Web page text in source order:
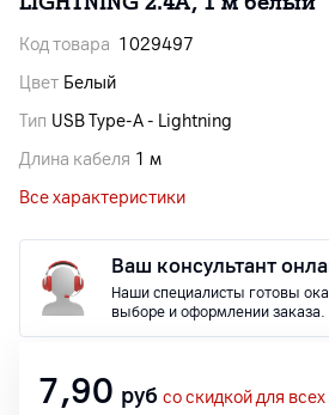
Код товара 1029497
Цвет Белый
Тип USB Type-A - Lightning
Длина кабеля 1 м
Все характеристики
Ваш консультант
Наши специалисты готовы
выборе и оформлении заказа.
7,90 руб со скидкой для всех